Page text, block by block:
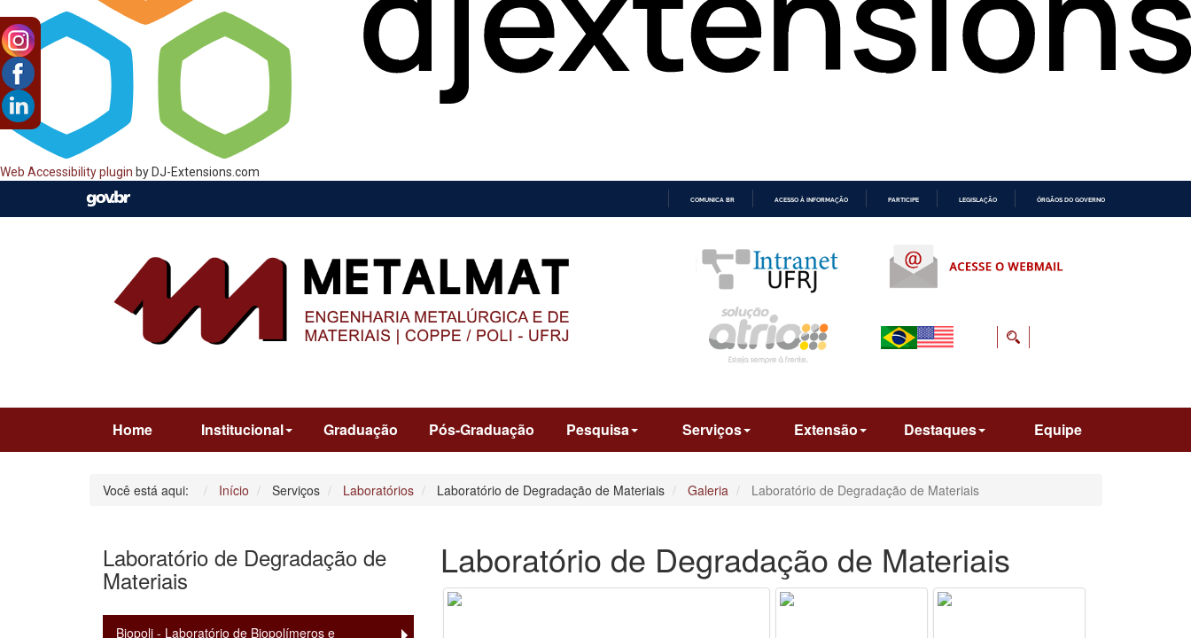
Web Accessibility plugin by DJ-Extensions.com
COMUNICA BR ACESSO À INFORMAÇÃO PARTICIPE LEGISLAÇÃO ÓRGÃOS DO GOVERNO
Home Institucional Graduação Pós-Graduação Pesquisa Serviços Extensão Destaques Equipe
Você está aqui: Início Serviços Laboratórios Laboratório de Degradação de Materiais Galeria Laboratório de Degradação de Materiais
Laboratório de Degradação de
Materiais
Biopoli - Laboratório de Biopolímeros e
Laboratório de Degradação de Materiais